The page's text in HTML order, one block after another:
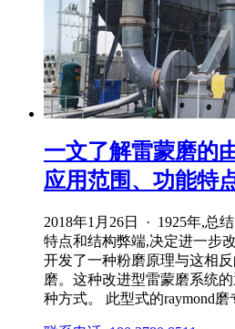
一文了解雷蒙磨的
应用范围、功能特
2018年1月26日 · 1925年,总
特点和结构弊端,决定进一步
开发了一种粉磨原理与这相
磨。这种改进型雷蒙磨系统
种方式。 此型式的raymond磨